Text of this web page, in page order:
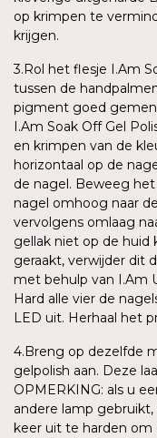
op krimpen te
krijgen.
3.Rol het flesje I.Am
tussen de
pigment goed
I.Am Soak Off Gel
en krimpen van de
horizontaal op de
de nagel. Beweeg
nagel omhoog naar
vervolgens omlaag
gellak niet op de huid
geraakt, verwijder dit
met behulp van I.Am
Hard alle vier de
LED uit. Herhaal het
4.Breng op dezelfde
gelpolish aan. Deze
OPMERKING: als u
andere lamp
keer uit te harden om